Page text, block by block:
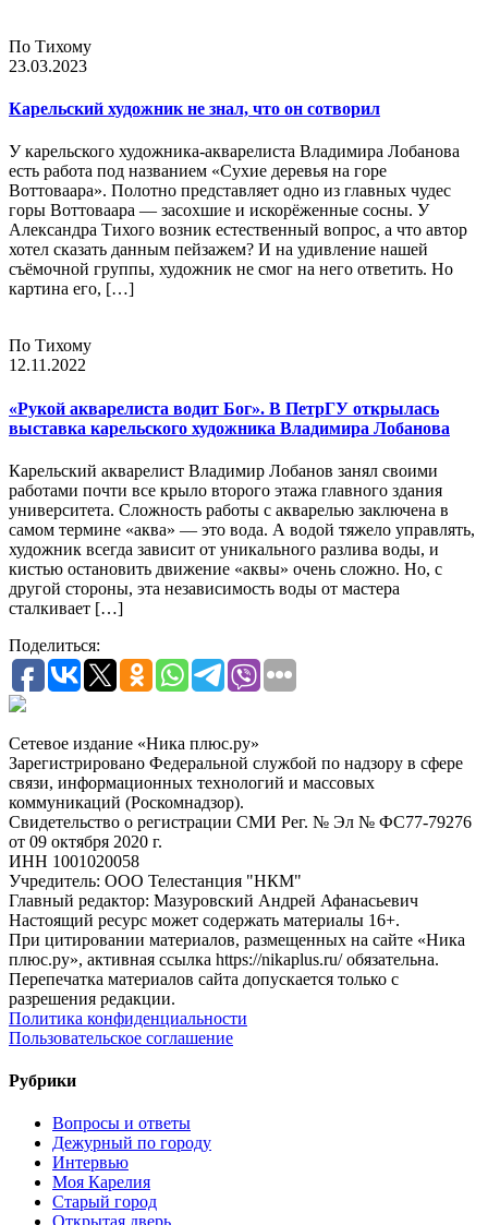
По Тихому
23.03.2023
Карельский художник не знал, что он сотворил
У карельского художника-акварелиста Владимира Лобанова
есть работа под названием «Сухие деревья на горе
Воттоваара». Полотно представляет одно из главных чудес
горы Воттоваара — засохшие и искорёженные сосны. У
Александра Тихого возник естественный вопрос, а что автор
хотел сказать данным пейзажем? И на удивление нашей
съёмочной группы, художник не смог на него ответить. Но
картина его, […]
По Тихому
12.11.2022
«Рукой акварелиста водит Бог». В ПетрГУ открылась
выставка карельского художника Владимира Лобанова
Карельский акварелист Владимир Лобанов занял своими
работами почти все крыло второго этажа главного здания
университета. Сложность работы с акварелью заключена в
самом термине «аква» — это вода. А водой тяжело управлять,
художник всегда зависит от уникального разлива воды, и
кистью остановить движение «аквы» очень сложно. Но, с
другой стороны, эта независимость воды от мастера
сталкивает […]
Поделиться:
Сетевое издание «Ника плюс.ру»
Зарегистрировано Федеральной службой по надзору в сфере
связи, информационных технологий и массовых
коммуникаций (Роскомнадзор).
Свидетельство о регистрации СМИ Рег. № Эл № ФС77-79276
от 09 октября 2020 г.
ИНН 1001020058
Учредитель: ООО Телестанция "НКМ"
Главный редактор: Мазуровский Андрей Афанасьевич
Настоящий ресурс может содержать материалы 16+.
При цитировании материалов, размещенных на сайте «Ника
плюс.ру», активная ссылка https://nikaplus.ru/ обязательна.
Перепечатка материалов сайта допускается только с
разрешения редакции.
Политика конфиденциальности
Пользовательское соглашение
Рубрики
Вопросы и ответы
Дежурный по городу
Интервью
Моя Карелия
Старый город